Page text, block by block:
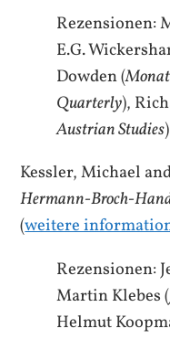
Rezensionen:
E.G.
Dowden (
Quarterly),
Austrian Studies)
Kessler, Michael
Hermann-Broch-
(weitere
Rezensionen:
Martin Klebes (
Helmut